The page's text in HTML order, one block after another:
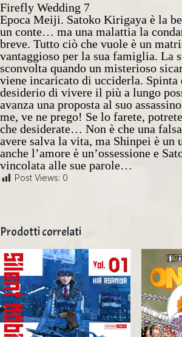
Firefly Wedding 7
Epoca Meiji. Satoko Kirigaya è la
un conte… ma una malattia la
breve. Tutto ciò che vuole è un
vantaggioso per la sua famiglia. La
sconvolta quando un misterioso
viene incaricato di ucciderla. Spinta
desiderio di vivere il più a lungo
avanza una proposta al suo
me, ve ne prego! Se lo farete,
che desiderate… Non è che una
avere salva la vita, ma Shinpei è un
anche l’amore è un’ossessione e
vincolata alle sue parole…
Post Views: 0
Prodotti correlati